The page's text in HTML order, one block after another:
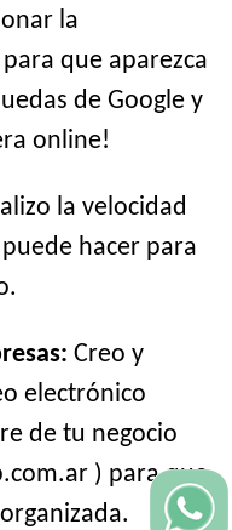
la
que aparezca
de Google y
online!
la velocidad
hacer para
Creo y
electrónico
de tu negocio
) para que